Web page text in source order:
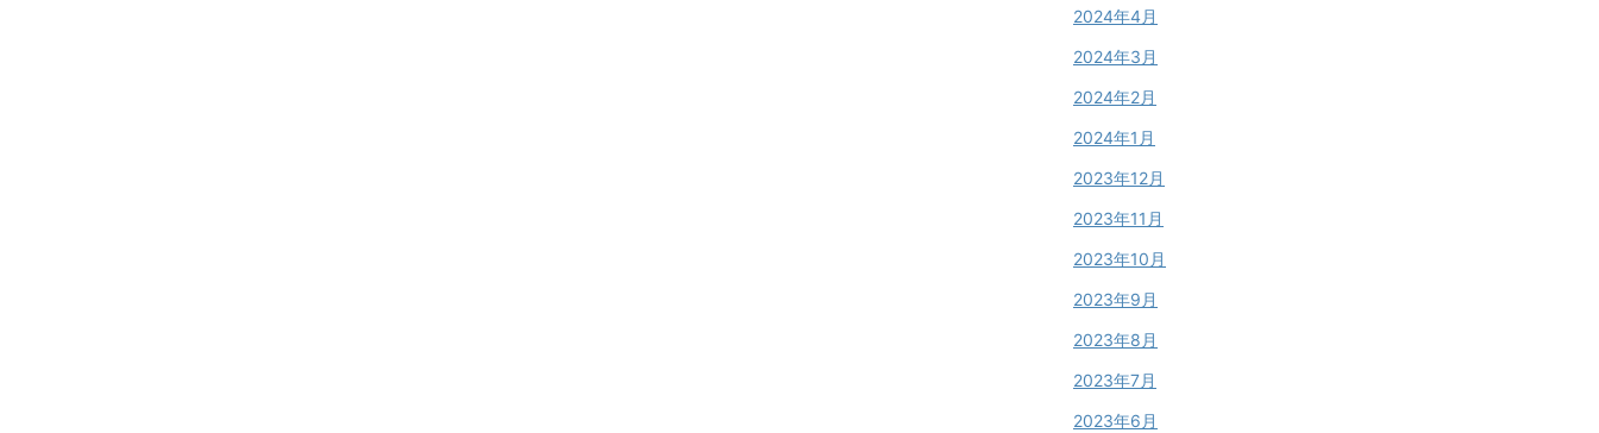
2024年4月
2024年3月
2024年2月
2024年1月
2023年12月
2023年11月
2023年10月
2023年9月
2023年8月
2023年7月
2023年6月